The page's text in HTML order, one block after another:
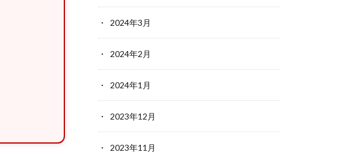
2024年3月
2024年2月
2024年1月
2023年12月
2023年11月